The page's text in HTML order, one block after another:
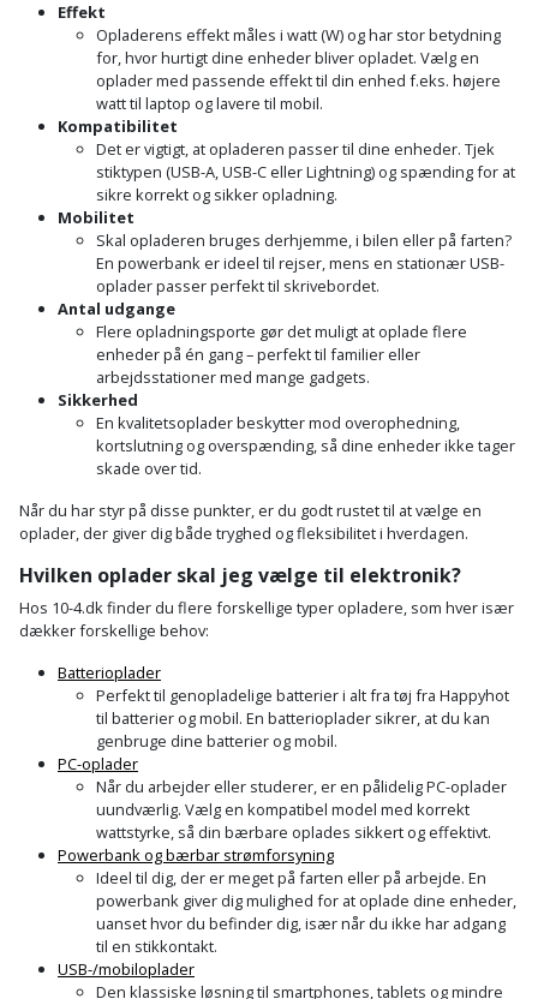
Effekt
Opladerens effekt måles i watt (W) og har stor betydning
for, hvor hurtigt dine enheder bliver opladet. Vælg en
oplader med passende effekt til din enhed f.eks. højere
watt til laptop og lavere til mobil.
Kompatibilitet
Det er vigtigt, at opladeren passer til dine enheder. Tjek
stiktypen (USB-A, USB-C eller Lightning) og spænding for at
sikre korrekt og sikker opladning.
Mobilitet
Skal opladeren bruges derhjemme, i bilen eller på farten?
En powerbank er ideel til rejser, mens en stationær USB-
oplader passer perfekt til skrivebordet.
Antal udgange
Flere opladningsporte gør det muligt at oplade flere
enheder på én gang – perfekt til familier eller
arbejdsstationer med mange gadgets.
Sikkerhed
En kvalitetsoplader beskytter mod overophedning,
kortslutning og overspænding, så dine enheder ikke tager
skade over tid.
Når du har styr på disse punkter, er du godt rustet til at vælge en
oplader, der giver dig både tryghed og fleksibilitet i hverdagen.
Hvilken oplader skal jeg vælge til elektronik?
Hos 10-4.dk finder du flere forskellige typer opladere, som hver især
dækker forskellige behov:
Batterioplader
Perfekt til genopladelige batterier i alt fra tøj fra Happyhot
til batterier og mobil. En batterioplader sikrer, at du kan
genbruge dine batterier og mobil.
PC-oplader
Når du arbejder eller studerer, er en pålidelig PC-oplader
uundværlig. Vælg en kompatibel model med korrekt
wattstyrke, så din bærbare oplades sikkert og effektivt.
Powerbank og bærbar strømforsyning
Ideel til dig, der er meget på farten eller på arbejde. En
powerbank giver dig mulighed for at oplade dine enheder,
uanset hvor du befinder dig, især når du ikke har adgang
til en stikkontakt.
USB-/mobiloplader
Den klassiske løsning til smartphones, tablets og mindre